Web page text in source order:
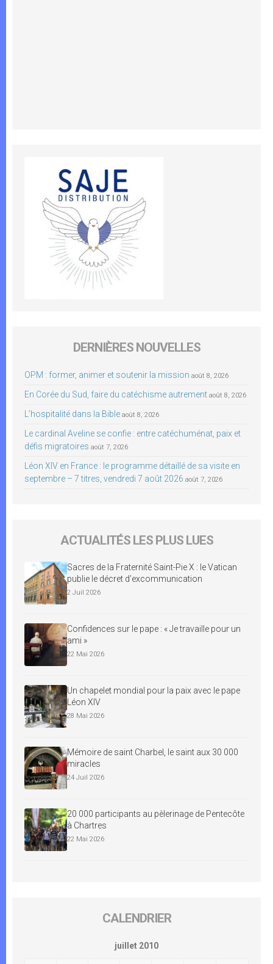
DERNIÈRES NOUVELLES
OPM : former, animer et soutenir la mission août 8, 2026
En Corée du Sud, faire du catéchisme autrement août 8, 2026
L’hospitalité dans la Bible août 8, 2026
Le cardinal Aveline se confie : entre catéchuménat, paix et
défis migratoires août 7, 2026
Léon XIV en France : le programme détaillé de sa visite en
septembre – 7 titres, vendredi 7 août 2026 août 7, 2026
ACTUALITÉS LES PLUS LUES
Sacres de la Fraternité Saint-Pie X : le Vatican
publie le décret d’excommunication
2 Juil 2026
Confidences sur le pape : « Je travaille pour un
ami »
22 Mai 2026
Un chapelet mondial pour la paix avec le pape
Léon XIV
28 Mai 2026
Mémoire de saint Charbel, le saint aux 30 000
miracles
24 Juil 2026
20 000 participants au pèlerinage de Pentecôte
à Chartres
22 Mai 2026
CALENDRIER
juillet 2010